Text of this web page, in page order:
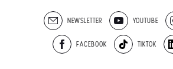
NEWSLETTER YOUTUBE
FACEBOOK TIKTOK